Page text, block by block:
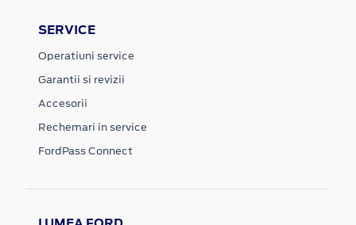
SERVICE
Operatiuni service
Garantii si revizii
Accesorii
Rechemari in service
FordPass Connect